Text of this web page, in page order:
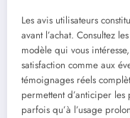
Les avis utilisateurs
avant l’achat. Consultez
modèle qui vous
satisfaction comme aux
témoignages réels
permettent d’anticiper les
parfois qu’à l’usage